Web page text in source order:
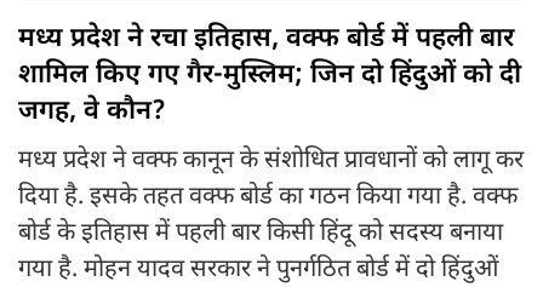
मध्य प्रदेश ने रचा इतिहास, वक्फ बोर्ड में पहली बार
शामिल किए गए गैर-मुस्लिम; जिन दो हिंदुओं को दी
जगह, वे कौन?
मध्य प्रदेश ने वक्फ कानून के संशोधित प्रावधानों को लागू कर
दिया है. इसके तहत वक्फ बोर्ड का गठन किया गया है. वक्फ
बोर्ड के इतिहास में पहली बार किसी हिंदू को सदस्य बनाया
गया है. मोहन यादव सरकार ने पुनर्गठित बोर्ड में दो हिंदुओं